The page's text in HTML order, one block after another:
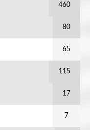
460
80
65
115
17
7